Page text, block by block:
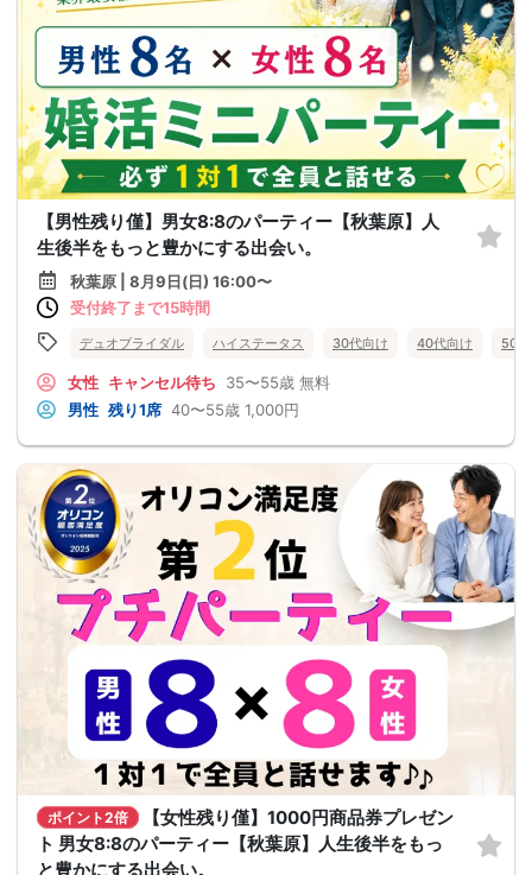
【男性残り僅】男女8:8のパーティー【秋葉原】人
生後半をもっと豊かにする出会い。
秋葉原 | 8月9日(日) 16:00〜
受付終了まで15時間
デュオブライダル ハイステータス 30代向け 40代向け 50
女性 キャンセル待ち 35〜55歳 無料
男性 残り1席 40〜55歳 1,000円
ポイント2倍
【女性残り僅】1000円商品券プレゼン
ト 男女8:8のパーティー【秋葉原】人生後半をもっ
と豊かにする出会い。